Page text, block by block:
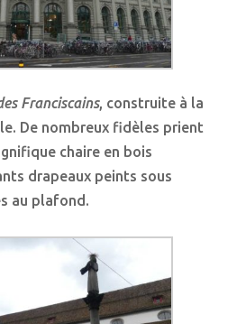
Franciscains, construite à la
De nombreux fidèles prient
chaire en bois
drapeaux peints sous
au plafond.